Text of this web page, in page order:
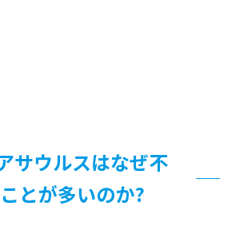
サウルスはなぜ不
とが多いのか?